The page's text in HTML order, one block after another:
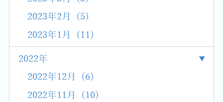
2023年2月 (5)
2023年1月 (11)
2022年
2022年12月 (6)
2022年11月 (10)